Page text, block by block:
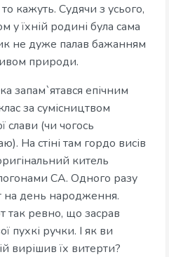
кажуть. Судячи з усього,
у їхній родині була сама
не дуже палав бажанням
природи.
запам`ятався епічним
за сумісництвом
слави (чи чогось
На стіні там гордо висів
китель
СА. Одного разу
на день народження.
ревно, що засрав
пухкі ручки. І як ви
вирішив їх витерти?